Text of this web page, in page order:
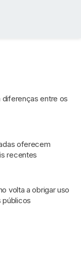
diferenças entre os
oferecem
recentes
volta a obrigar uso
públicos